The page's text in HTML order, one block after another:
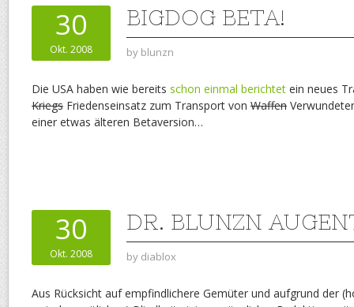
30
Okt. 2008
BIGDOG BETA!
by blunzn
Die USA haben wie bereits schon einmal berichtet ein neues
Kriegs Friedenseinsatz zum Transport von Waffen
einer etwas älteren Betaversion…
30
Okt. 2008
DR. BLUNZN
by diablox
Aus Rücksicht auf empfindlichere Gemüter und aufgrund der